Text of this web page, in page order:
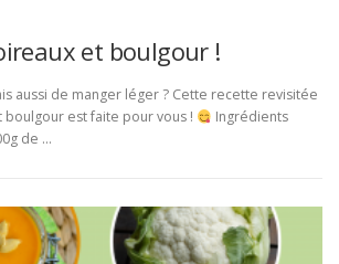
et boulgour !
aussi de manger léger ? Cette recette revisitée
est faite pour vous !
Ingrédients
de …